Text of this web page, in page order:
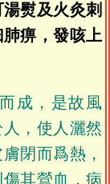
熨及火灸刺
痹，發咳上
成，是故風
，使人灑然
閉而爲熱，
其營血，病